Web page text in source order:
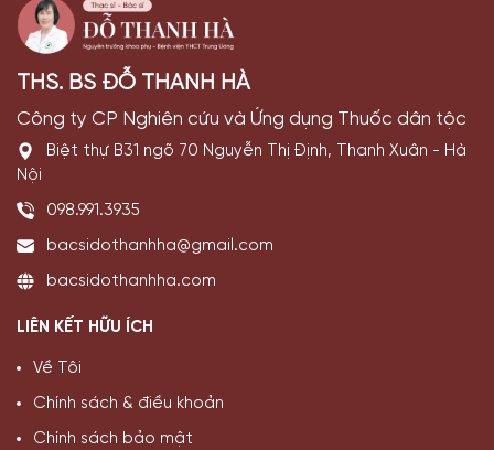
THS. BS ĐỖ THANH HÀ
Công ty CP Nghiên cứu và Ứng dụng Thuốc dân tộc
Biệt thự B31 ngõ 70 Nguyễn Thị Định, Thanh Xuân - Hà
Nội
098.991.3935
bacsidothanhha@gmail.com
bacsidothanhha.com
LIÊN KẾT HỮU ÍCH
Về Tôi
Chính sách & điều khoản
Chính sách bảo mật